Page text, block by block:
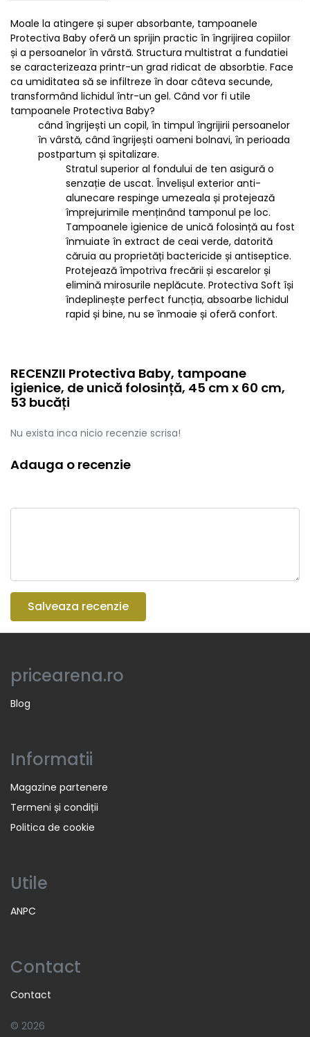
Moale la atingere și super absorbante, tampoanele
Protectiva Baby oferă un sprijin practic în îngrijirea copiilor
și a persoanelor în vârstă. Structura multistrat a fundatiei
se caracterizeaza printr-un grad ridicat de absorbtie. Face
ca umiditatea să se infiltreze în doar câteva secunde,
transformând lichidul într-un gel. Când vor fi utile
tampoanele Protectiva Baby?
când îngrijești un copil, în timpul îngrijirii persoanelor
în vârstă, când îngrijești oameni bolnavi, în perioada
postpartum și spitalizare.
Stratul superior al fondului de ten asigură o
senzație de uscat. Învelișul exterior anti-
alunecare respinge umezeala și protejează
împrejurimile menținând tamponul pe loc.
Tampoanele igienice de unică folosință au fost
înmuiate în extract de ceai verde, datorită
căruia au proprietăți bactericide și antiseptice.
Protejează împotriva frecării și escarelor și
elimină mirosurile neplăcute. Protectiva Soft își
îndeplinește perfect funcția, absoarbe lichidul
rapid și bine, nu se înmoaie și oferă confort.
RECENZII Protectiva Baby, tampoane
igienice, de unică folosință, 45 cm x 60 cm,
53 bucăți
Nu exista inca nicio recenzie scrisa!
Adauga o recenzie
Salveaza recenzie
pricearena.ro
Blog
Informatii
Magazine partenere
Termeni și condiții
Politica de cookie
Utile
ANPC
Contact
Contact
© 2026